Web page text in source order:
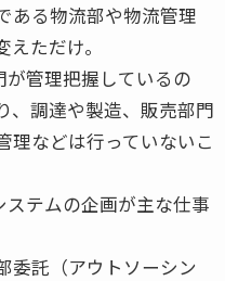
ある物流部や物流管理
ただけ。
が管理把握しているの
、調達や製造、販売部門
理などは行っていないこ
テムの企画が主な仕事
委託（アウトソーシン